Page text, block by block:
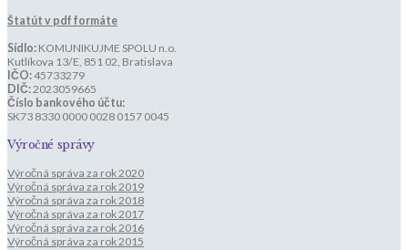
Štatút v pdf formáte
Sídlo: KOMUNIKUJME SPOLU n.o.
Kutlíkova 13/E, 851 02, Bratislava
IČO:45733279
DIČ:2023059665
Číslo bankového účtu:
SK73 8330 0000 0028 0157 0045
Výročné správy
Výročná správa za rok 2020
Výročná správa za rok 2019
Výročná správa za rok 2018
Výročná správa za rok 2017
Výročná správa za rok 2016
Výročná správa za rok 2015